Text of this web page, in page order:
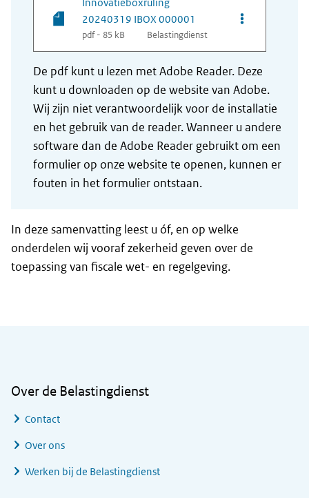
20240319 IBOX 000001
pdf - 85 kB Belastingdienst
Opties van
De pdf kunt u lezen met Adobe Reader. Deze
kunt u downloaden op de website van Adobe.
Wij zijn niet verantwoordelijk voor de installatie
en het gebruik van de reader. Wanneer u andere
software dan de Adobe Reader gebruikt om een
formulier op onze website te openen, kunnen er
fouten in het formulier ontstaan.
In deze samenvatting leest u óf, en op welke
onderdelen wij vooraf zekerheid geven over de
toepassing van fiscale wet- en regelgeving.
Over de Belastingdienst
Contact
Over ons
Werken bij de Belastingdienst